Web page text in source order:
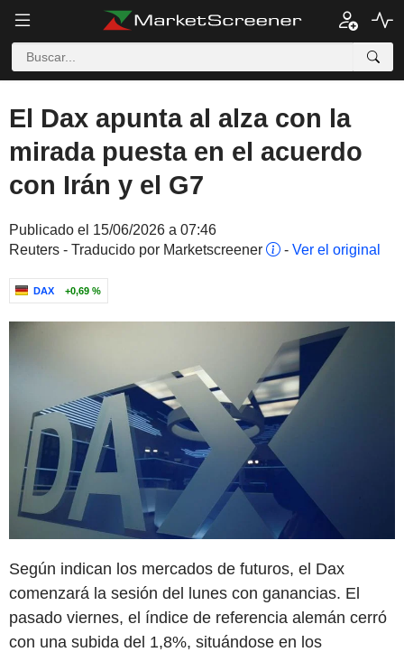
El Dax apunta al alza con la
mirada puesta en el acuerdo
con Irán y el G7
Publicado el 15/06/2026 a 07:46
Reuters - Traducido por Marketscreener
- Ver el original
DAX +0,69 %
Según indican los mercados de futuros, el Dax
comenzará la sesión del lunes con ganancias. El
pasado viernes, el índice de referencia alemán cerró
con una subida del 1,8%, situándose en los